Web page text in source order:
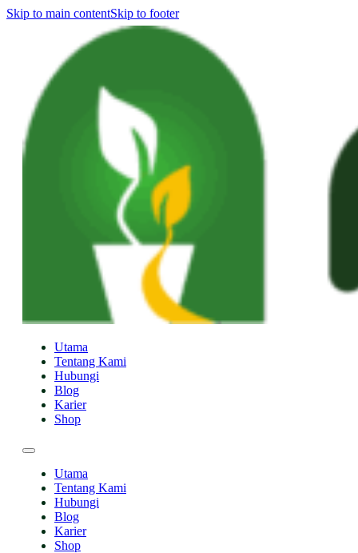
Skip to main contentSkip to footer
Utama
Tentang Kami
Hubungi
Blog
Karier
Shop
Utama
Tentang Kami
Hubungi
Blog
Karier
Shop